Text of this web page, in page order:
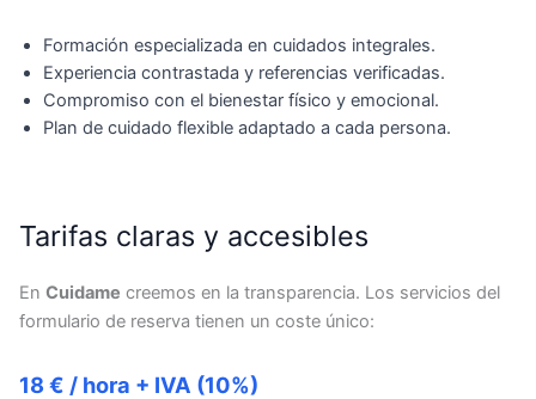
Formación especializada en cuidados integrales.
Experiencia contrastada y referencias verificadas.
Compromiso con el bienestar físico y emocional.
Plan de cuidado flexible adaptado a cada persona.
Tarifas claras y accesibles
En Cuidame creemos en la transparencia. Los servicios del
formulario de reserva tienen un coste único:
18 € / hora + IVA (10%)